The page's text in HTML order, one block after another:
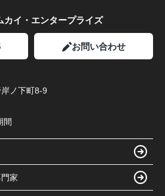
カイ・エンタープライズ
お問い合わせ
ノ下町8-9
間
家